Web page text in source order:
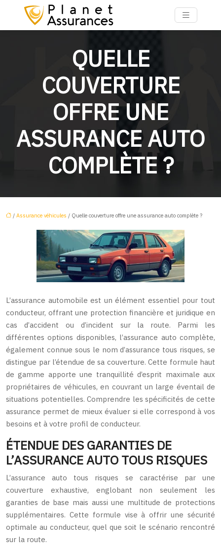
QUELLE
COUVERTURE
OFFRE UNE
ASSURANCE AUTO
COMPLÈTE ?
/ Assurance véhicules / Quelle couverture offre une assurance auto complète ?
L’assurance automobile est un élément essentiel pour tout
conducteur, offrant une protection financière et juridique en
cas d’accident ou d’incident sur la route. Parmi les
différentes options disponibles, l’assurance auto complète,
également connue sous le nom d’assurance tous risques, se
distingue par l’étendue de sa couverture. Cette formule haut
de gamme apporte une tranquillité d’esprit maximale aux
propriétaires de véhicules, en couvrant un large éventail de
situations potentielles. Comprendre les spécificités de cette
assurance permet de mieux évaluer si elle correspond à vos
besoins et à votre profil de conducteur.
ÉTENDUE DES GARANTIES DE
L’ASSURANCE AUTO TOUS RISQUES
L’assurance auto tous risques se caractérise par une
couverture exhaustive, englobant non seulement les
garanties de base mais aussi une multitude de protections
supplémentaires. Cette formule vise à offrir une sécurité
optimale au conducteur, quel que soit le scénario rencontré
sur la route.